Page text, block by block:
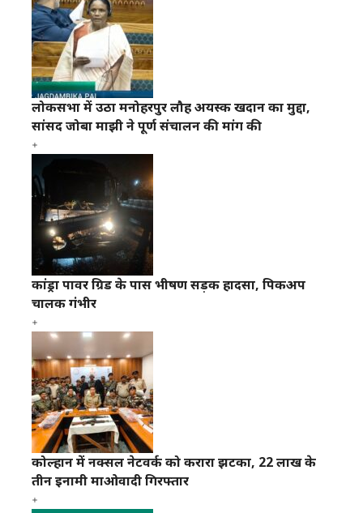
लोकसभा में उठा मनोहरपुर लौह अयस्क खदान का मुद्दा,
सांसद जोबा माझी ने पूर्ण संचालन की मांग की
कांड्रा पावर ग्रिड के पास भीषण सड़क हादसा, पिकअप
चालक गंभीर
कोल्हान में नक्सल नेटवर्क को करारा झटका, 22 लाख के
तीन इनामी माओवादी गिरफ्तार